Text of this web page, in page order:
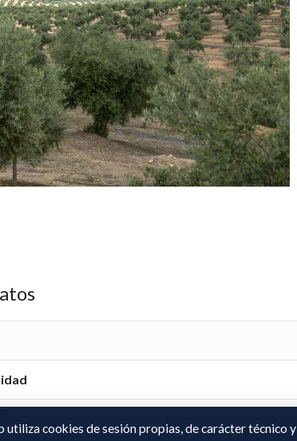
utiliza cookies de sesión propias, de carácter técnico y